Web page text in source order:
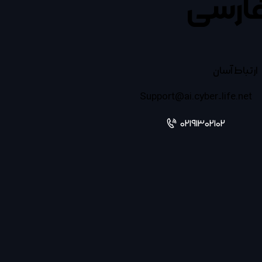
ارتباط آسان
Support@ai.cyber-life.net
02191302102